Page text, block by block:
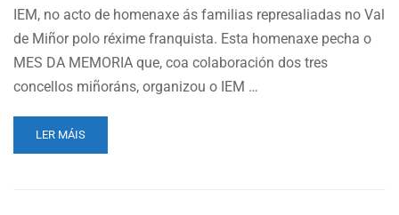
IEM, no acto de homenaxe ás familias represaliadas no Val
de Miñor polo réxime franquista. Esta homenaxe pecha o
MES DA MEMORIA que, coa colaboración dos tres
concellos miñoráns, organizou o IEM …
READ
MORE
LER MÁIS